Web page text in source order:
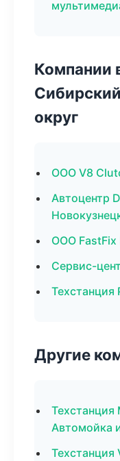
Компании
округ
ООО V8
Автоцентр
ООО FastFix
Сервис-
Другие
Автомойка